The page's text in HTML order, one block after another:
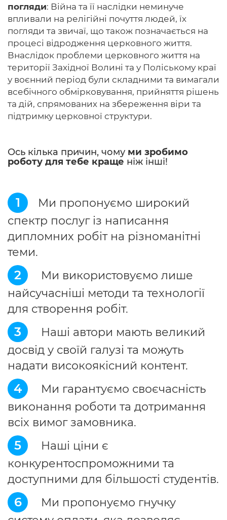
погляди: Війна та її наслідки неминуче
впливали на релігійні почуття людей, їх
погляди та звичаї, що також позначається на
процесі відродження церковного життя.
Внаслідок проблеми церковного життя на
території Західної Волині та у Поліському краї
у воєнний період були складними та вимагали
всебічного обмірковування, прийняття рішень
та дій, спрямованих на збереження віри та
підтримку церковної структури.
Ось кілька причин, чому ми зробимо
роботу для тебе краще ніж інші!
1
Ми пропонуємо широкий
спектр послуг із написання
дипломних робіт на різноманітні
теми.
2
Ми використовуємо лише
найсучасніші методи та технології
для створення робіт.
3
Наші автори мають великий
досвід у своїй галузі та можуть
надати високоякісний контент.
4
Ми гарантуємо своєчасність
виконання роботи та дотримання
всіх вимог замовника.
5
Наші ціни є
конкурентоспроможними та
доступними для більшості студентів.
6
Ми пропонуємо гнучку